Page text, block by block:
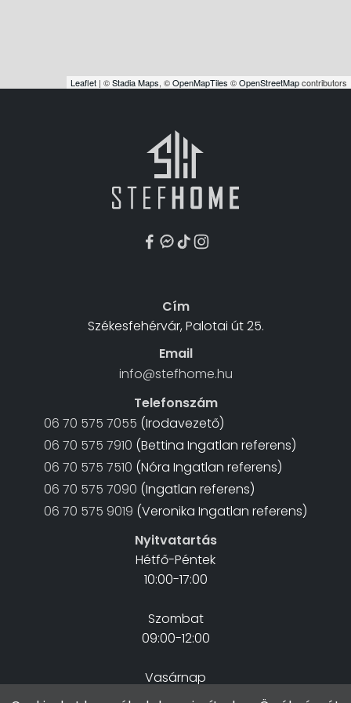
Leaflet | ©Stadia Maps, ©OpenMapTiles ©OpenStreetMapcontributors
Cím
Székesfehérvár, Palotai út 25.
Email
info@stefhome.hu
Telefonszám
06 70 575 7055 (Irodavezető)
06 70 575 7910 (Bettina Ingatlan referens)
06 70 575 7510 (Nóra Ingatlan referens)
06 70 575 7090 (Ingatlan referens)
06 70 575 9019 (Veronika Ingatlan referens)
Nyitvatartás
Hétfő-Péntek
10:00-17:00
Szombat
09:00-12:00
Vasárnap
Zárva